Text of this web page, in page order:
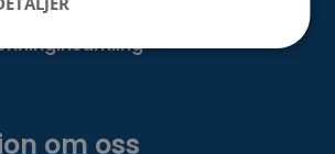
om oss